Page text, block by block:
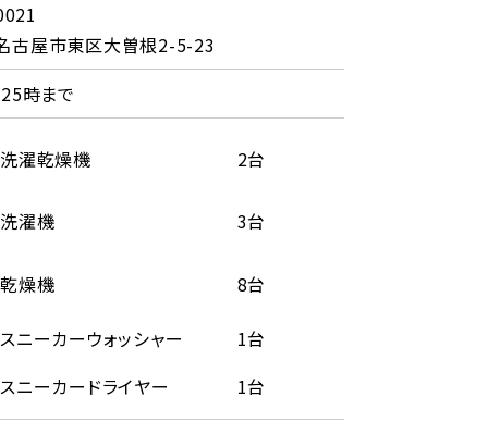
古屋市東区大曽根2-5-23
時まで
洗濯乾燥機 2台
洗濯機 3台
乾燥機 8台
スニーカーウォッシャー
1台
スニーカードライヤー
1台